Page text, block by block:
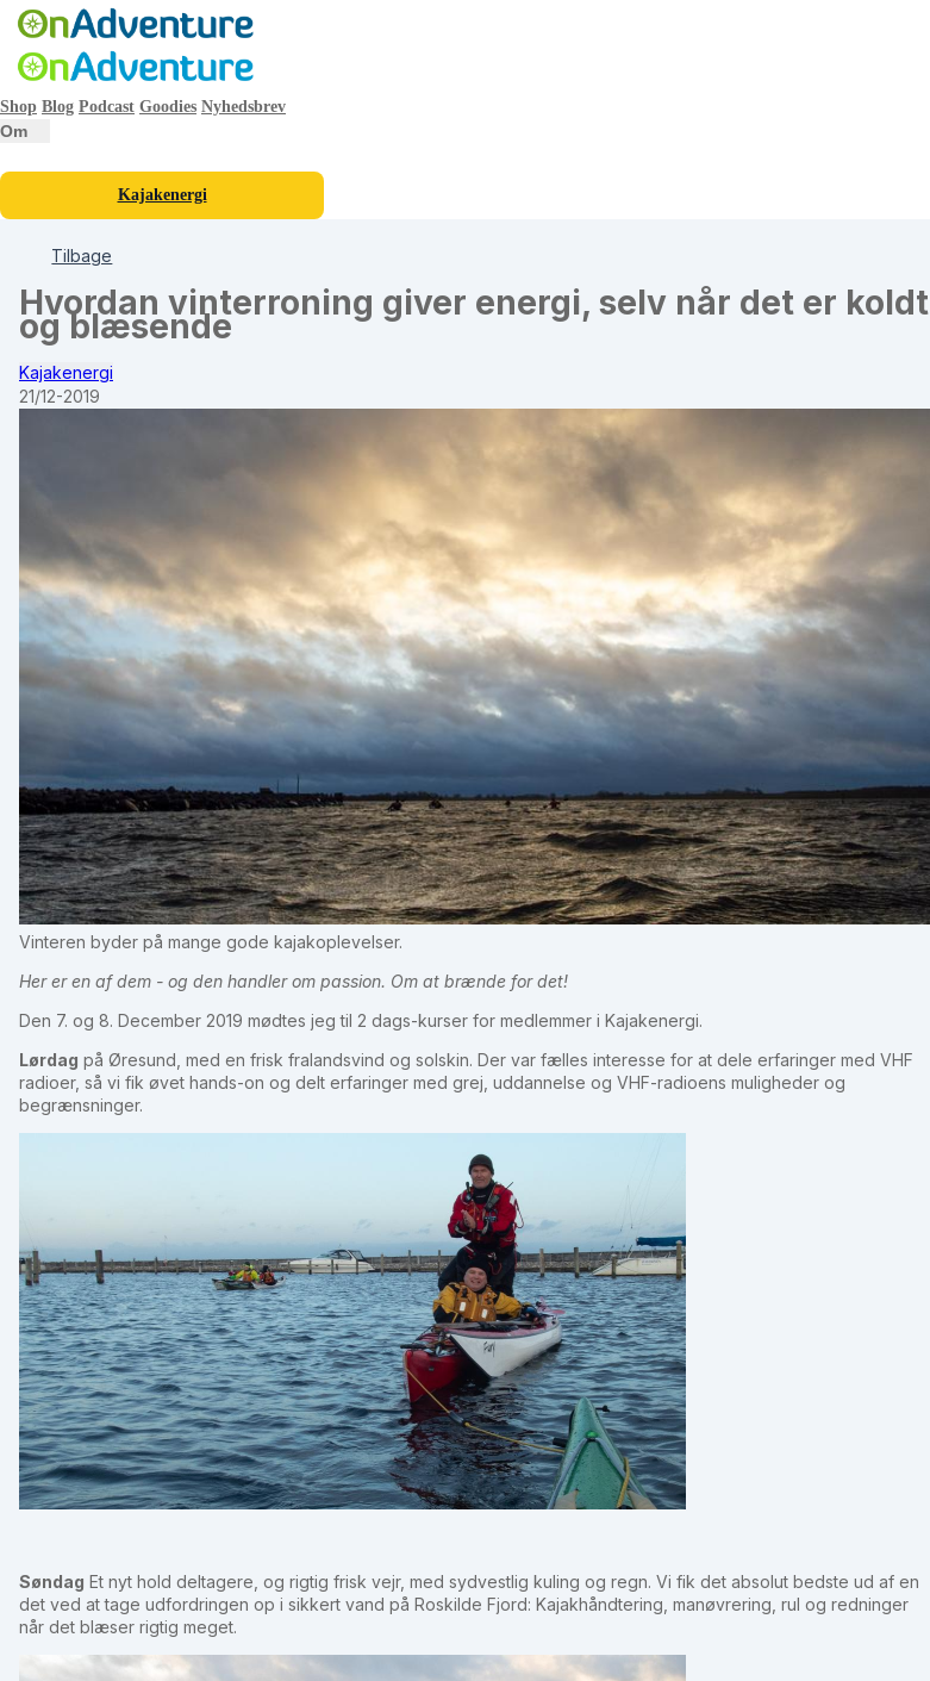
Shop Blog Podcast Goodies Nyhedsbrev
Om
Kajakenergi
Tilbage
Hvordan vinterroning giver energi, selv når det er koldt
og blæsende
Kajakenergi
21/12-2019
Vinteren byder på mange gode kajakoplevelser.
Her er en af dem - og den handler om passion. Om at brænde for det!
Den 7. og 8. December 2019 mødtes jeg til 2 dags-kurser for medlemmer i Kajakenergi.
Lørdag på Øresund, med en frisk fralandsvind og solskin. Der var fælles interesse for at dele erfaringer med VHF
radioer, så vi fik øvet hands-on og delt erfaringer med grej, uddannelse og VHF-radioens muligheder og
begrænsninger.
Søndag Et nyt hold deltagere, og rigtig frisk vejr, med sydvestlig kuling og regn. Vi fik det absolut bedste ud af en
det ved at tage udfordringen op i sikkert vand på Roskilde Fjord: Kajakhåndtering, manøvrering, rul og redninger
når det blæser rigtig meget.